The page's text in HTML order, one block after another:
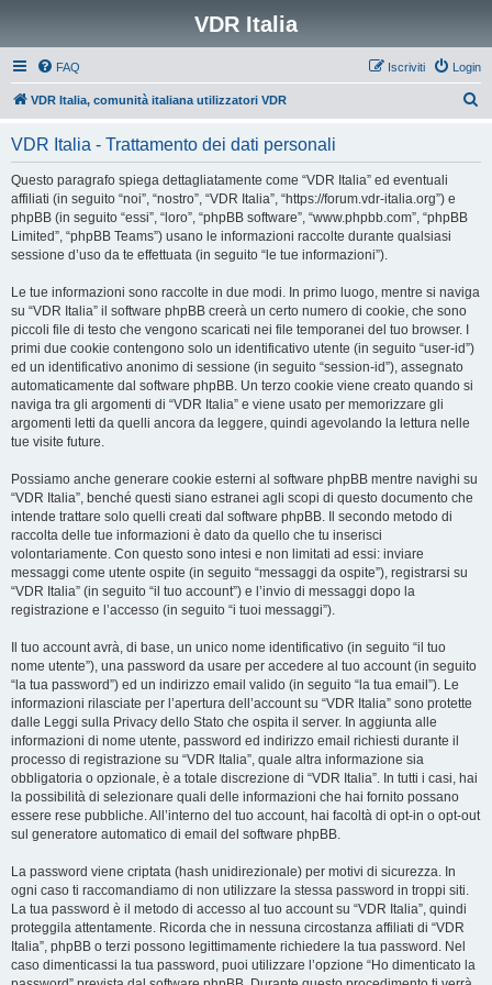
VDR Italia
FAQ Login
Iscriviti
VDR Italia, comunità italiana utilizzatori VDR
VDR Italia - Trattamento dei dati personali
Questo paragrafo spiega dettagliatamente come “VDR Italia” ed eventuali
affiliati (in seguito “noi”, “nostro”, “VDR Italia”, “https://forum.vdr-italia.org”) e
phpBB (in seguito “essi”, “loro”, “phpBB software”, “www.phpbb.com”, “phpBB
Limited”, “phpBB Teams”) usano le informazioni raccolte durante qualsiasi
sessione d’uso da te effettuata (in seguito “le tue informazioni”).
Le tue informazioni sono raccolte in due modi. In primo luogo, mentre si naviga
su “VDR Italia” il software phpBB creerà un certo numero di cookie, che sono
piccoli file di testo che vengono scaricati nei file temporanei del tuo browser. I
primi due cookie contengono solo un identificativo utente (in seguito “user-id”)
ed un identificativo anonimo di sessione (in seguito “session-id”), assegnato
automaticamente dal software phpBB. Un terzo cookie viene creato quando si
naviga tra gli argomenti di “VDR Italia” e viene usato per memorizzare gli
argomenti letti da quelli ancora da leggere, quindi agevolando la lettura nelle
tue visite future.
Possiamo anche generare cookie esterni al software phpBB mentre navighi su
“VDR Italia”, benché questi siano estranei agli scopi di questo documento che
intende trattare solo quelli creati dal software phpBB. Il secondo metodo di
raccolta delle tue informazioni è dato da quello che tu inserisci
volontariamente. Con questo sono intesi e non limitati ad essi: inviare
messaggi come utente ospite (in seguito “messaggi da ospite”), registrarsi su
“VDR Italia” (in seguito “il tuo account”) e l’invio di messaggi dopo la
registrazione e l’accesso (in seguito “i tuoi messaggi”).
Il tuo account avrà, di base, un unico nome identificativo (in seguito “il tuo
nome utente”), una password da usare per accedere al tuo account (in seguito
“la tua password”) ed un indirizzo email valido (in seguito “la tua email”). Le
informazioni rilasciate per l’apertura dell’account su “VDR Italia” sono protette
dalle Leggi sulla Privacy dello Stato che ospita il server. In aggiunta alle
informazioni di nome utente, password ed indirizzo email richiesti durante il
processo di registrazione su “VDR Italia”, quale altra informazione sia
obbligatoria o opzionale, è a totale discrezione di “VDR Italia”. In tutti i casi, hai
la possibilità di selezionare quali delle informazioni che hai fornito possano
essere rese pubbliche. All’interno del tuo account, hai facoltà di opt-in o opt-out
sul generatore automatico di email del software phpBB.
La password viene criptata (hash unidirezionale) per motivi di sicurezza. In
ogni caso ti raccomandiamo di non utilizzare la stessa password in troppi siti.
La tua password è il metodo di accesso al tuo account su “VDR Italia”, quindi
proteggila attentamente. Ricorda che in nessuna circostanza affiliati di “VDR
Italia”, phpBB o terzi possono legittimamente richiedere la tua password. Nel
caso dimenticassi la tua password, puoi utilizzare l’opzione “Ho dimenticato la